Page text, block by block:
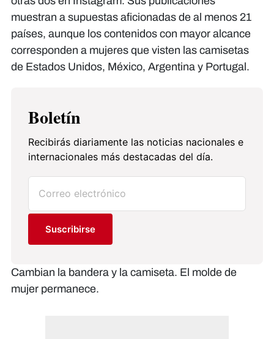
muestran a supuestas aficionadas de al menos 21
países, aunque los contenidos con mayor alcance
corresponden a mujeres que visten las camisetas
de Estados Unidos, México, Argentina y Portugal.
Boletín
Recibirás diariamente las noticias nacionales e
internacionales más destacadas del día.
Suscribirse
Cambian la bandera y la camiseta. El molde de
mujer permanece.